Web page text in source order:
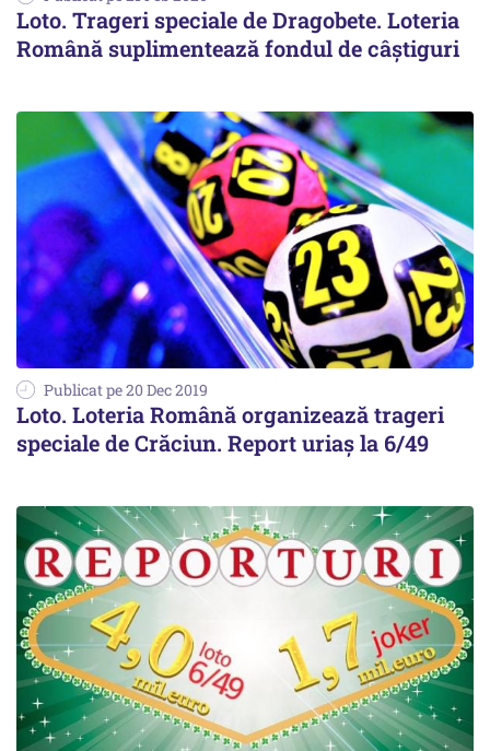
Loto. Trageri speciale de Dragobete. Loteria
Română suplimentează fondul de câştiguri
Publicat pe 20 Dec 2019
Loto. Loteria Română organizează trageri
speciale de Crăciun. Report uriaș la 6/49